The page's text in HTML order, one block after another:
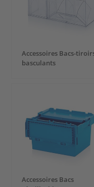
Accessoires Bacs-
basculants
Accessoires Bacs